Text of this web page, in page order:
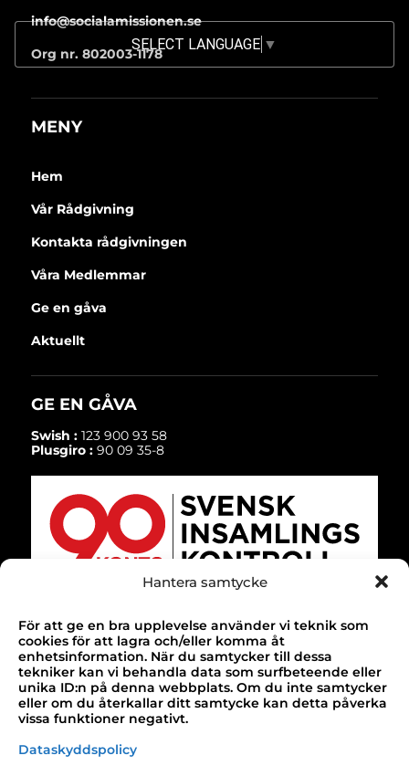
Hantera samtycke
För att ge en bra upplevelse använder vi teknik som
cookies för att lagra och/eller komma åt
enhetsinformation. När du samtycker till dessa
tekniker kan vi behandla data som surfbeteende eller
unika ID:n på denna webbplats. Om du inte samtycker
eller om du återkallar ditt samtycke kan detta påverka
vissa funktioner negativt.
Dataskyddspolicy
info@socialamissionen.se
Org nr. 802003-1178
MENY
Hem
Vår Rådgivning
Kontakta rådgivningen
Våra Medlemmar
Ge en gåva
Aktuellt
GE EN GÅVA
Swish :123 900 93 58
Plusgiro :90 09 35-8
TACK!
Till alla våra bidragsgivare som gör vårt
arbete möjligt!
SELECT LANGUAGE ▼
Design & webbutveckling av